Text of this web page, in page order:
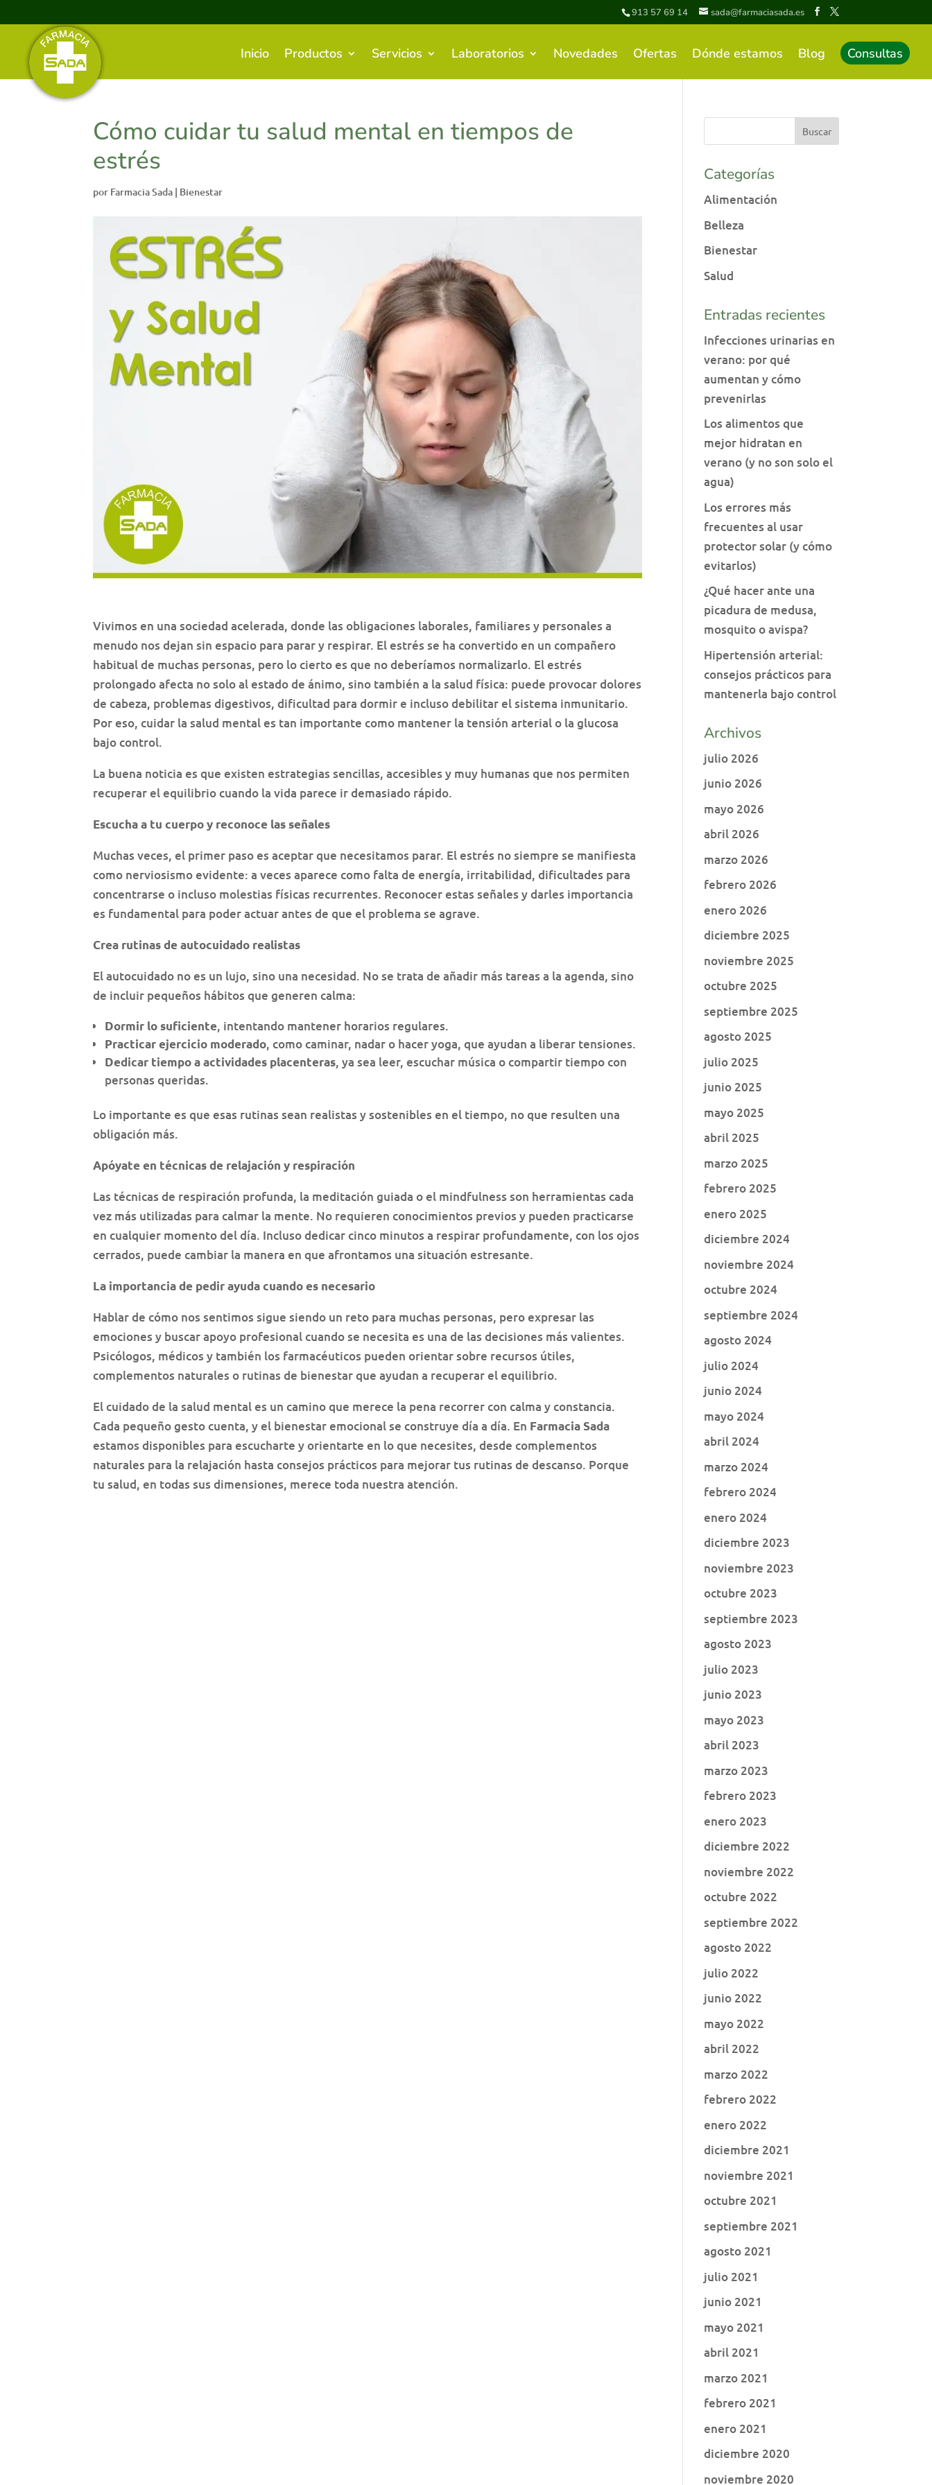
913 57 69 14 sada@farmaciasada.es
Inicio Productos Servicios Laboratorios Novedades Ofertas Dónde estamos Blog Consultas
Cómo cuidar tu salud mental en tiempos de
estrés
por Farmacia Sada | Bienestar
Vivimos en una sociedad acelerada, donde las obligaciones laborales, familiares y personales a
menudo nos dejan sin espacio para parar y respirar. El estrés se ha convertido en un compañero
habitual de muchas personas, pero lo cierto es que no deberíamos normalizarlo. El estrés
prolongado afecta no solo al estado de ánimo, sino también a la salud física: puede provocar dolores
de cabeza, problemas digestivos, dificultad para dormir e incluso debilitar el sistema inmunitario.
Por eso, cuidar la salud mental es tan importante como mantener la tensión arterial o la glucosa
bajo control.
La buena noticia es que existen estrategias sencillas, accesibles y muy humanas que nos permiten
recuperar el equilibrio cuando la vida parece ir demasiado rápido.
Escucha a tu cuerpo y reconoce las señales
Muchas veces, el primer paso es aceptar que necesitamos parar. El estrés no siempre se manifiesta
como nerviosismo evidente: a veces aparece como falta de energía, irritabilidad, dificultades para
concentrarse o incluso molestias físicas recurrentes. Reconocer estas señales y darles importancia
es fundamental para poder actuar antes de que el problema se agrave.
Crea rutinas de autocuidado realistas
El autocuidado no es un lujo, sino una necesidad. No se trata de añadir más tareas a la agenda, sino
de incluir pequeños hábitos que generen calma:
Dormir lo suficiente, intentando mantener horarios regulares.
Practicar ejercicio moderado, como caminar, nadar o hacer yoga, que ayudan a liberar tensiones.
Dedicar tiempo a actividades placenteras, ya sea leer, escuchar música o compartir tiempo con
personas queridas.
Lo importante es que esas rutinas sean realistas y sostenibles en el tiempo, no que resulten una
obligación más.
Apóyate en técnicas de relajación y respiración
Las técnicas de respiración profunda, la meditación guiada o el mindfulness son herramientas cada
vez más utilizadas para calmar la mente. No requieren conocimientos previos y pueden practicarse
en cualquier momento del día. Incluso dedicar cinco minutos a respirar profundamente, con los ojos
cerrados, puede cambiar la manera en que afrontamos una situación estresante.
La importancia de pedir ayuda cuando es necesario
Hablar de cómo nos sentimos sigue siendo un reto para muchas personas, pero expresar las
emociones y buscar apoyo profesional cuando se necesita es una de las decisiones más valientes.
Psicólogos, médicos y también los farmacéuticos pueden orientar sobre recursos útiles,
complementos naturales o rutinas de bienestar que ayudan a recuperar el equilibrio.
El cuidado de la salud mental es un camino que merece la pena recorrer con calma y constancia.
Cada pequeño gesto cuenta, y el bienestar emocional se construye día a día. En Farmacia Sada
estamos disponibles para escucharte y orientarte en lo que necesites, desde complementos
naturales para la relajación hasta consejos prácticos para mejorar tus rutinas de descanso. Porque
tu salud, en todas sus dimensiones, merece toda nuestra atención.
Categorías
Alimentación
Belleza
Bienestar
Salud
Entradas recientes
Infecciones urinarias en
verano: por qué
aumentan y cómo
prevenirlas
Los alimentos que
mejor hidratan en
verano (y no son solo el
agua)
Los errores más
frecuentes al usar
protector solar (y cómo
evitarlos)
¿Qué hacer ante una
picadura de medusa,
mosquito o avispa?
Hipertensión arterial:
consejos prácticos para
mantenerla bajo control
Archivos
julio 2026
junio 2026
mayo 2026
abril 2026
marzo 2026
febrero 2026
enero 2026
diciembre 2025
noviembre 2025
octubre 2025
septiembre 2025
agosto 2025
julio 2025
junio 2025
mayo 2025
abril 2025
marzo 2025
febrero 2025
enero 2025
diciembre 2024
noviembre 2024
octubre 2024
septiembre 2024
agosto 2024
julio 2024
junio 2024
mayo 2024
abril 2024
marzo 2024
febrero 2024
enero 2024
diciembre 2023
noviembre 2023
octubre 2023
septiembre 2023
agosto 2023
julio 2023
junio 2023
mayo 2023
abril 2023
marzo 2023
febrero 2023
enero 2023
diciembre 2022
noviembre 2022
octubre 2022
septiembre 2022
agosto 2022
julio 2022
junio 2022
mayo 2022
abril 2022
marzo 2022
febrero 2022
enero 2022
diciembre 2021
noviembre 2021
octubre 2021
septiembre 2021
agosto 2021
julio 2021
junio 2021
mayo 2021
abril 2021
marzo 2021
febrero 2021
enero 2021
diciembre 2020
noviembre 2020